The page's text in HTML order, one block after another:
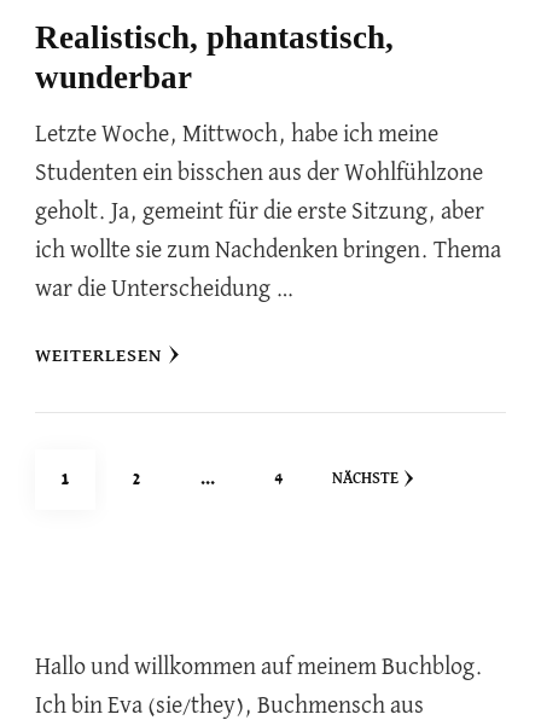
Realistisch, phantastisch,
wunderbar
Letzte Woche, Mittwoch, habe ich meine
Studenten ein bisschen aus der Wohlfühlzone
geholt. Ja, gemeint für die erste Sitzung, aber
ich wollte sie zum Nachdenken bringen. Thema
war die Unterscheidung …
WEITERLESEN
Seitennummerierung
SEITE
1 SEITE
2 … SEITE
4 NÄCHSTE
Hallo und willkommen auf meinem Buchblog.
Ich bin Eva (sie/they), Buchmensch aus